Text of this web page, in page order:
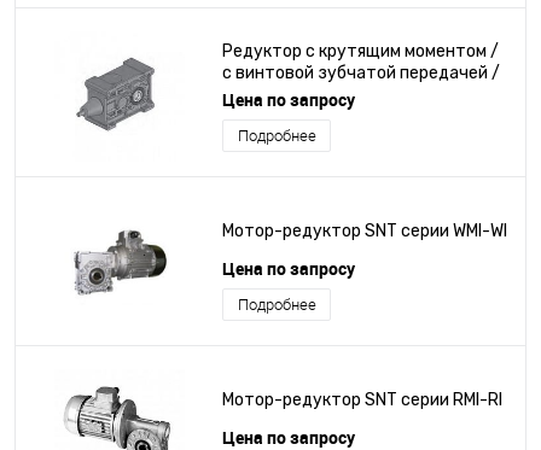
Редуктор с крутящим моментом /
с винтовой зубчатой передачей /
с угловым редуктором / для
высоких нагрузок
Цена по запросу
Подробнее
Мотор-редуктор SNT серии WMI-WI
Цена по запросу
Подробнее
Мотор-редуктор SNT серии RMI-RI
Цена по запросу